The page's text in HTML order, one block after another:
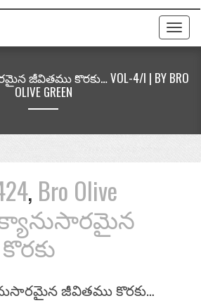
Toggle
జీవితము కొరకు… VOL-4/I | BY BRO
OLIVE GREEN
, Bro Olive
జీవితము కొరకు…